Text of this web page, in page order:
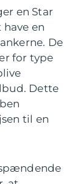
en Star
en
De
for type
Dette
til en